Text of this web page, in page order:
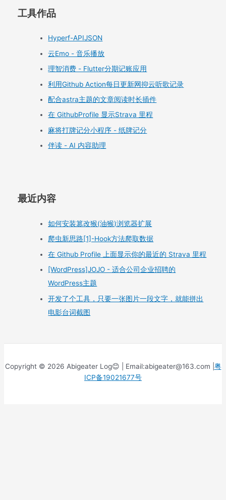
工具作品
Hyperf-APIJSON
云Emo - 音乐播放
理智消费 - Flutter分期记账应用
利用Github Action每日更新网抑云听歌记录
配合astra主题的文章阅读时长插件
在 GithubProfile 显示Strava 里程
麻将打牌记分小程序 - 纸牌记分
伴读 - AI 内容助理
最近内容
如何安装篡改猴(油猴)浏览器扩展
爬虫新思路[1]-Hook方法爬取数据
在 Github Profile 上面显示你的最近的 Strava 里程
[WordPress]JOJO - 适合公司企业招聘的
WordPress主题
开发了个工具，只要一张图片一段文字，就能拼出
电影台词截图
Copyright © 2026 Abigeater Log😊 | Email:abigeater@163.com | 粤
ICP备19021677号